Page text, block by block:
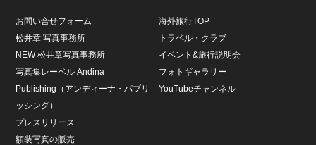
お問い合せフォーム
松井章 写真事務所
NEW 松井章写真事務所
写真集レーベル Andina
Publishing（アンディーナ・パブリ
ッシング）
プレスリリース
額装写真の販売
海外旅行TOP
トラベル・クラブ
イベント&旅行説明会
フォトギャラリー
YouTubeチャンネル